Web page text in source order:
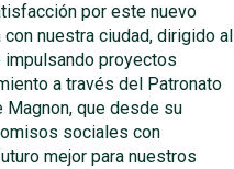
por este nuevo
nuestra ciudad, dirigido al
proyectos
a través del Patronato
que desde su
sociales con
mejor para nuestros